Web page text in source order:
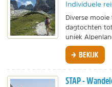
Individuele
Diverse
dagtochten
uniek
BEKIJK
STAP -